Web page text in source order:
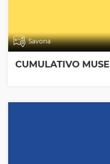
Savona
CUMULATIVO